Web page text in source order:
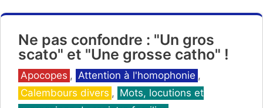
Ne pas confondre : "Un gros
scato" et "Une grosse catho" !
Catégories
Apocopes , Attention à l'homophonie ,
Calembours divers , Mots, locutions et